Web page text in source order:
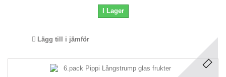
I Lager
Lägg till i jämför